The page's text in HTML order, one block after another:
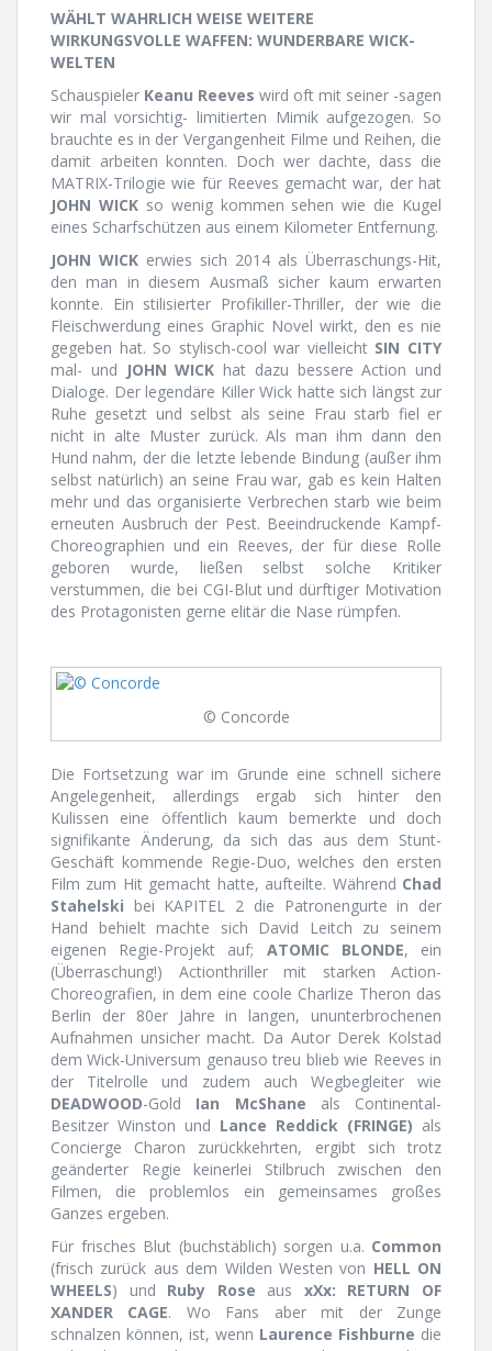
WÄHLT WAHRLICH WEISE WEITERE
WIRKUNGSVOLLE WAFFEN: WUNDERBARE WICK-
WELTEN
Schauspieler Keanu Reeves wird oft mit seiner -sagen
wir mal vorsichtig- limitierten Mimik aufgezogen. So
brauchte es in der Vergangenheit Filme und Reihen, die
damit arbeiten konnten. Doch wer dachte, dass die
MATRIX-Trilogie wie für Reeves gemacht war, der hat
JOHN WICKso wenig kommen sehen wie die Kugel
eines Scharfschützen aus einem Kilometer Entfernung.
JOHN WICK erwies sich 2014 als Überraschungs-Hit,
den man in diesem Ausmaß sicher kaum erwarten
konnte. Ein stilisierter Profikiller-Thriller, der wie die
Fleischwerdung eines Graphic Novel wirkt, den es nie
gegeben hat. So stylisch-cool war vielleicht SIN CITY
mal- und JOHN WICK hat dazu bessere Action und
Dialoge. Der legendäre Killer Wick hatte sich längst zur
Ruhe gesetzt und selbst als seine Frau starb fiel er
nicht in alte Muster zurück. Als man ihm dann den
Hund nahm, der die letzte lebende Bindung (außer ihm
selbst natürlich) an seine Frau war, gab es kein Halten
mehr und das organisierte Verbrechen starb wie beim
erneuten Ausbruch der Pest. Beeindruckende Kampf-
Choreographien und ein Reeves, der für diese Rolle
geboren wurde, ließen selbst solche Kritiker
verstummen, die bei CGI-Blut und dürftiger Motivation
des Protagonisten gerne elitär die Nase rümpfen.
© Concorde
Die Fortsetzung war im Grunde eine schnell sichere
Angelegenheit, allerdings ergab sich hinter den
Kulissen eine öffentlich kaum bemerkte und doch
signifikante Änderung, da sich das aus dem Stunt-
Geschäft kommende Regie-Duo, welches den ersten
Film zum Hit gemacht hatte, aufteilte. Während Chad
Stahelski bei KAPITEL 2 die Patronengurte in der
Hand behielt machte sich David Leitch zu seinem
eigenen Regie-Projekt auf; ATOMIC BLONDE, ein
(Überraschung!) Actionthriller mit starken Action-
Choreografien, in dem eine coole Charlize Theron das
Berlin der 80er Jahre in langen, ununterbrochenen
Aufnahmen unsicher macht. Da Autor Derek Kolstad
dem Wick-Universum genauso treu blieb wie Reeves in
der Titelrolle und zudem auch Wegbegleiter wie
DEADWOOD-Gold Ian McShane als Continental-
Besitzer Winston und Lance Reddick (FRINGE) als
Concierge Charon zurückkehrten, ergibt sich trotz
geänderter Regie keinerlei Stilbruch zwischen den
Filmen, die problemlos ein gemeinsames großes
Ganzes ergeben.
Für frisches Blut (buchstäblich) sorgen u.a. Common
(frisch zurück aus dem Wilden Westen von HELL ON
WHEELS) und Ruby Rose aus xXx: RETURN OF
XANDER CAGE. Wo Fans aber mit der Zunge
schnalzen können, ist, wenn Laurence Fishburne die